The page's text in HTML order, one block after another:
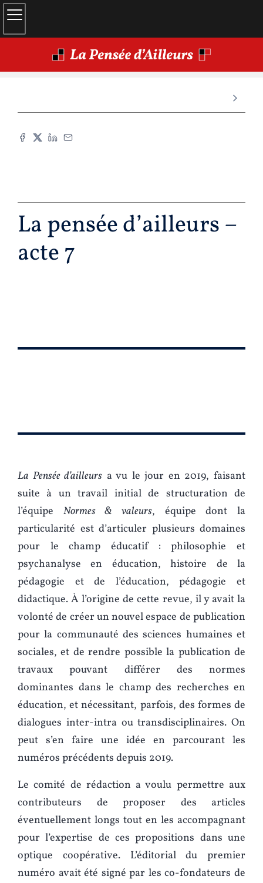
La pensée d’ailleurs –
acte 7
La Pensée d’ailleurs a vu le jour en 2019, faisant
suite à un travail initial de structuration de
l’équipe Normes & valeurs, équipe dont la
particularité est d’articuler plusieurs domaines
pour le champ éducatif : philosophie et
psychanalyse en éducation, histoire de la
pédagogie et de l’éducation, pédagogie et
didactique. À l’origine de cette revue, il y avait la
volonté de créer un nouvel espace de publication
pour la communauté des sciences humaines et
sociales, et de rendre possible la publication de
travaux pouvant différer des normes
dominantes dans le champ des recherches en
éducation, et nécessitant, parfois, des formes de
dialogues inter-intra ou transdisciplinaires. On
peut s’en faire une idée en parcourant les
numéros précédents depuis 2019.
Le comité de rédaction a voulu permettre aux
contributeurs de proposer des articles
éventuellement longs tout en les accompagnant
pour l’expertise de ces propositions dans une
optique coopérative. L’éditorial du premier
numéro avait été signé par les co-fondateurs de